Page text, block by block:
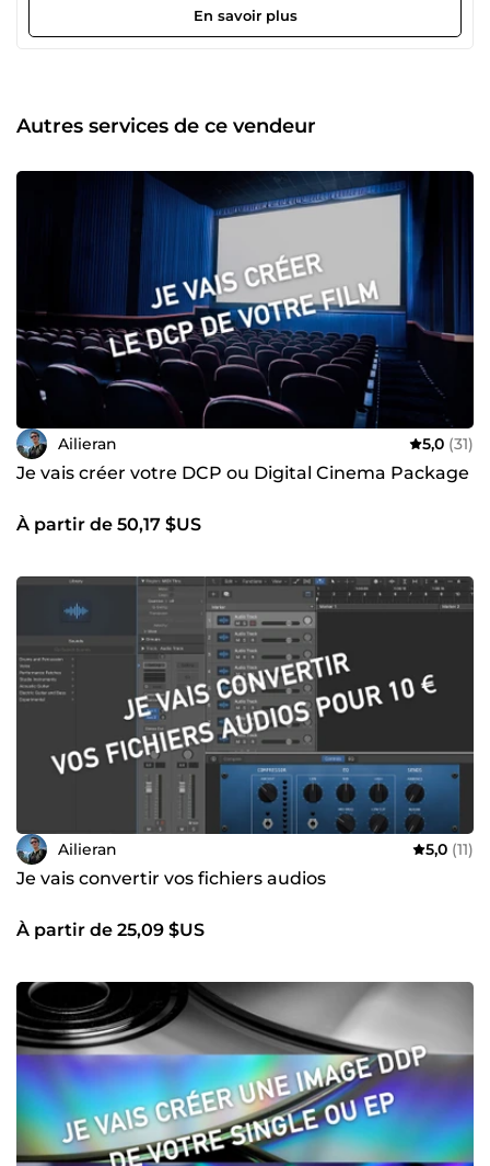
compétences et mon savoir-faire. Allez faire un tour dans
ma liste de micro-services, avec un peu de chance il y en
En savoir plus
Autres services de ce vendeur
Ailieran 5,0 (31)
Je vais créer votre DCP ou Digital Cinema Package
À partir de 50,17 $US
Ailieran 5,0 (11)
Je vais convertir vos fichiers audios
À partir de 25,09 $US